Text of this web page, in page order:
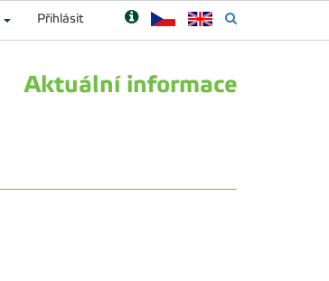
Přihlásit
Aktuální informace